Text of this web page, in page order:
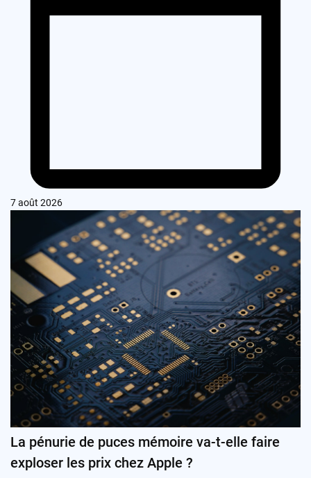
7 août 2026
La pénurie de puces mémoire va-t-elle faire
exploser les prix chez Apple ?